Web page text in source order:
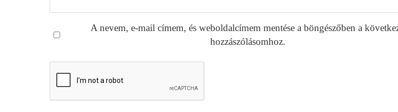
A nevem, e-mail címem, és weboldalcímem mentése a böngészőben a
hozzászólásomhoz.